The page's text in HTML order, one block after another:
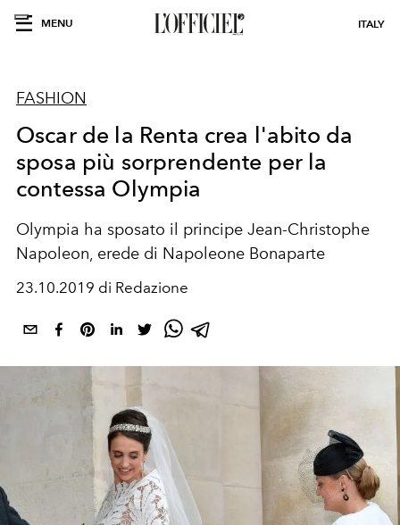
MENU ITALY
FASHION
Oscar de la Renta crea l'abito da
sposa più sorprendente per la
contessa Olympia
Olympia ha sposato il principe Jean-Christophe
Napoleon, erede di Napoleone Bonaparte
23.10.2019 di Redazione